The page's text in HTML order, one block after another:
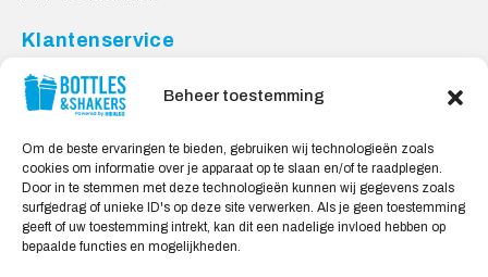
Beheer toestemming
Om de beste ervaringen te bieden, gebruiken wij technologieën zoals
cookies om informatie over je apparaat op te slaan en/of te raadplegen.
Door in te stemmen met deze technologieën kunnen wij gegevens zoals
surfgedrag of unieke ID's op deze site verwerken. Als je geen toestemming
geeft of uw toestemming intrekt, kan dit een nadelige invloed hebben op
bepaalde functies en mogelijkheden.
Klantenservice
Contact
Levering & Retourneren
Veilig Shoppen
My account
Winkelwagen